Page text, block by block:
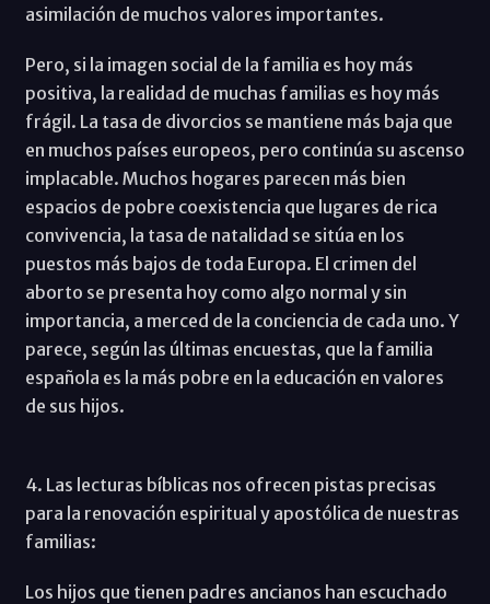
asimilación de muchos valores importantes.
Pero, si la imagen social de la familia es hoy más
positiva, la realidad de muchas familias es hoy más
frágil. La tasa de divorcios se mantiene más baja que
en muchos países europeos, pero continúa su ascenso
implacable. Muchos hogares parecen más bien
espacios de pobre coexistencia que lugares de rica
convivencia, la tasa de natalidad se sitúa en los
puestos más bajos de toda Europa. El crimen del
aborto se presenta hoy como algo normal y sin
importancia, a merced de la conciencia de cada uno. Y
parece, según las últimas encuestas, que la familia
española es la más pobre en la educación en valores
de sus hijos.
4. Las lecturas bíblicas nos ofrecen pistas precisas
para la renovación espiritual y apostólica de nuestras
familias:
Los hijos que tienen padres ancianos han escuchado